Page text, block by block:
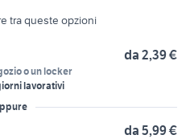
tra queste opzioni
da 2,39 €
o un locker
lavorativi
da 5,99 €